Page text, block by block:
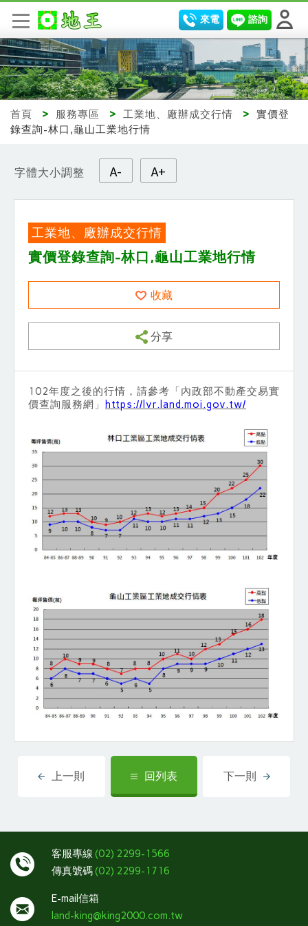
諮詢
來電
首頁 > 服務專區 > 工業地、廠辦成交行情 >
實價登
錄查詢-林口,龜山工業地行情
工業地、廠辦成交行情
字體大小調整 A- A+
實價登錄查詢-林口,龜山工業地行情
收藏
分享
102年度之後的行情，請參考「內政部不動產交易實
價查詢服務網」
https://lvr.land.moi.gov.tw/
上一則 回列表 下一則
客服專線 (02) 2299-1566
傳真號碼(02) 2299-1716
E-mail信箱
land-king@king2000.com.tw